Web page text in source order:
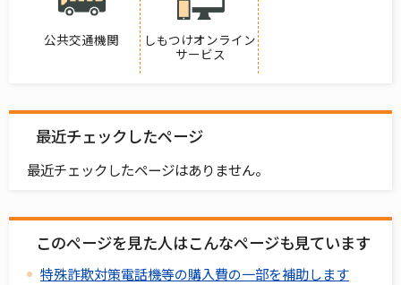
公共交通機関
しもつけオンライン
サービス
最近チェックしたページ
最近チェックしたページはありません。
このページを見た人はこんなページも見ています
特殊詐欺対策電話機等の購入費の一部を補助します